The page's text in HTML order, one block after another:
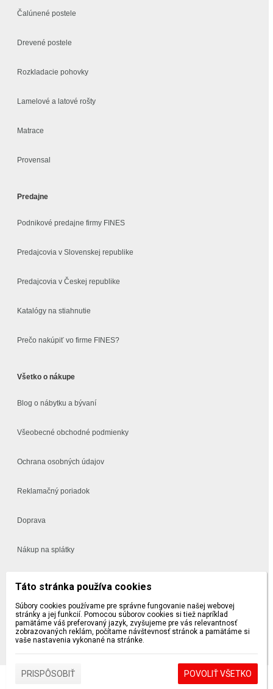
Čalúnené postele
Drevené postele
Rozkladacie pohovky
Lamelové a latové rošty
Matrace
Provensal
Predajne
Podnikové predajne firmy FINES
Predajcovia v Slovenskej republike
Predajcovia v Českej republike
Katalógy na stiahnutie
Prečo nakúpiť vo firme FINES?
Všetko o nákupe
Blog o nábytku a bývaní
Všeobecné obchodné podmienky
Ochrana osobných údajov
Reklamačný poriadok
Doprava
Nákup na splátky
Vynáška a montáž
5 a 10 ročná záruka na sedačky a postele
Prihlásiť
Táto stránka používa cookies
Súbory cookies používame pre správne fungovanie našej webovej
stránky a jej funkcií. Pomocou súborov cookies si tiež napríklad
pamätáme váš preferovaný jazyk, zvyšujeme pre vás relevantnosť
zobrazovaných reklám, počítame návštevnosť stránok a pamätáme si
vaše nastavenia vykonané na stránke.
PRISPÔSOBIŤ POVOLIŤ VŠETKO